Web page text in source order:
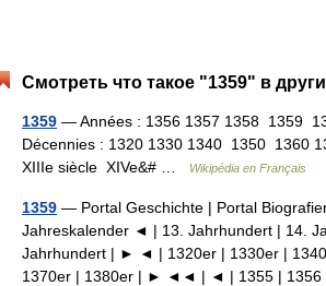
Смотреть что такое "1359" в
1359 — Années : 1356 1357 1358 1359
Décennies : 1320 1330 1340 1350 1360
XIIIe siècle XIVe&# …
Wikipédia en Français
1359 — Portal Geschichte | Portal
Jahreskalender ◄ | 13. Jahrhundert | 14.
Jahrhundert | ► ◄ | 1320er | 1330er |
1370er | 1380er | ► ◄◄ | ◄ | 1355 |